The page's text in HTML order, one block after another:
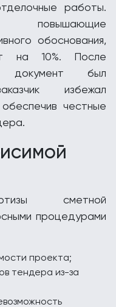
работы.
повышающие
обоснования,
на 10%. После
документ был
избежал
честные
сметной
процедурами
проекта;
тендера из-за